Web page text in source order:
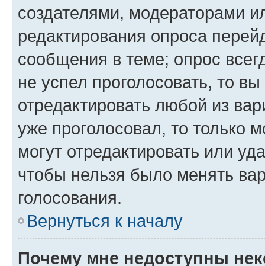
создателями, модераторами
редактирования опроса
сообщения в теме; опрос
не успел проголосовать, то
отредактировать любой из
уже проголосовал, то только
могут отредактировать или
чтобы нельзя было менять
голосования.
Вернуться к началу
Почему мне недоступны